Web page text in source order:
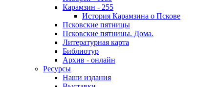
Карамзин - 255
История Карамзина о Пскове
Псковские пятницы
Псковские пятницы. Дома.
Литературная карта
Библиотур
Архив - онлайн
Ресурсы
Наши издания